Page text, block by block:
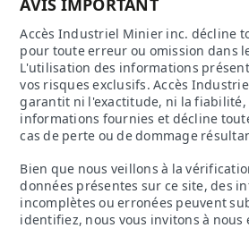
AVIS IMPORTANT
Accès Industriel Minier inc. décline
pour toute erreur ou omission dans
L'utilisation des informations
vos risques exclusifs. Accès
garantit ni l'exactitude, ni la fiabilité,
informations fournies et décline
cas de perte ou de dommage
Bien que nous veillons à la
données présentes sur ce site, des
incomplètes ou erronées peuvent
identifiez, nous vous invitons à nous